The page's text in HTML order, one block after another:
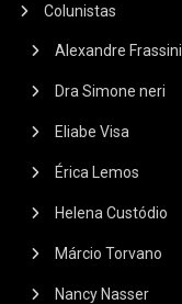
Colunistas
Alexandre Frassini
Dra Simone neri
Eliabe Visa
Érica Lemos
Helena Custódio
Márcio Torvano
Nancy Nasser